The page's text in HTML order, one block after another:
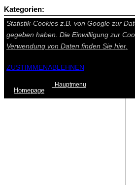
Auf dieser Seite werden technisch
Statistik-Cookies z.B. von Google zur
gegeben haben. Die Einwilligung zur
Verwendung von Daten finden Sie hier.
ZUSTIMMENABLEHNEN
Homepage
Hauptmenu
Kategorien: